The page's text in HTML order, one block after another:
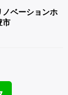
ベーションホ
市